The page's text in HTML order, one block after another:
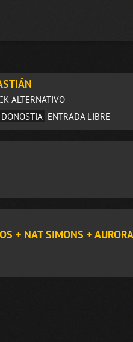
ALTERNATIVO
ENTRADA LIBRE
+ NAT SIMONS +